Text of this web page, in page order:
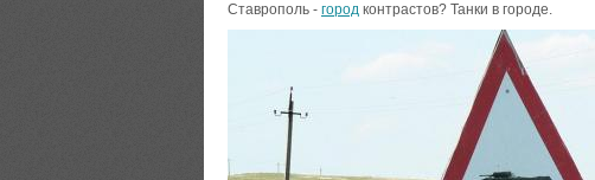
Ставрополь - город контрастов? Танки в городе.